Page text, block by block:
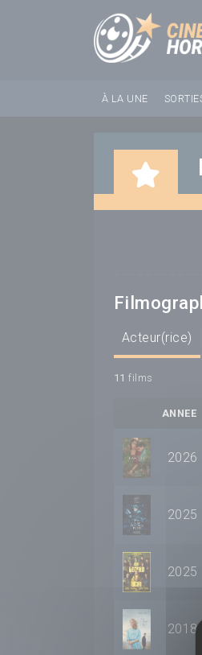
À LA UNE
Acteur(rice)
11 films
ANNEE
2026
2025
2025
2018
Panneau de gestion des cookies